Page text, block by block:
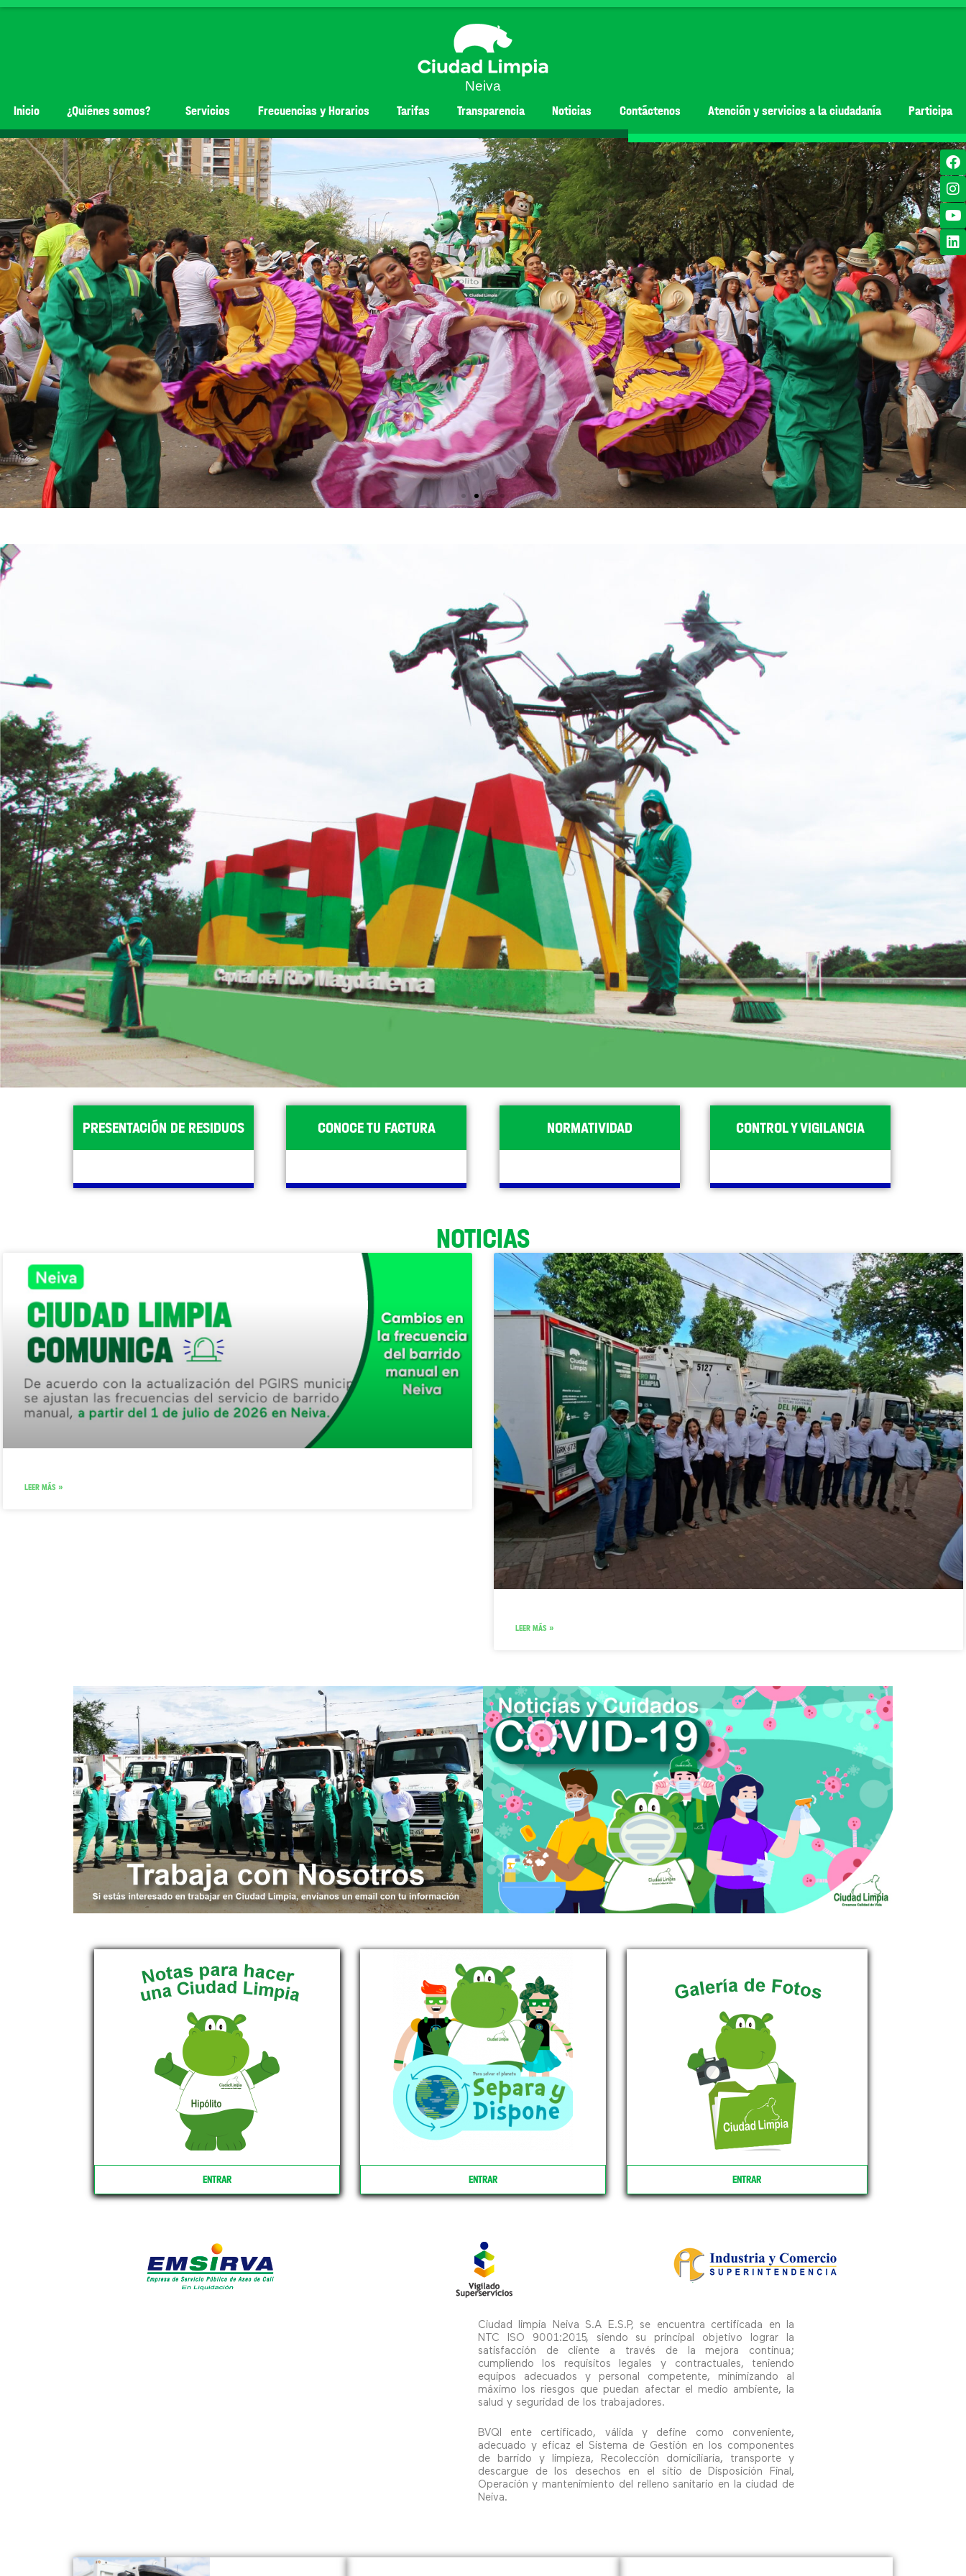
Neiva
Inicio
¿Quiénes somos? Servicios Frecuencias y Horarios Tarifas Transparencia Noticias Contáctenos Atención y servicios a la ciudadanía Participa
PRESENTACIÓN DE RESIDUOS CONOCE TU FACTURA NORMATIVIDAD CONTROL Y VIGILANCIA
NOTICIAS
LEER MÁS »
LEER MÁS »
ENTRAR ENTRAR ENTRAR
Ciudad limpia Neiva S.A E.S.P, se encuentra certificada en la
NTC ISO 9001:2015, siendo su principal objetivo lograr la
satisfacción de cliente a través de la mejora continua;
cumpliendo los requisitos legales y contractuales, teniendo
equipos adecuados y personal competente, minimizando al
máximo los riesgos que puedan afectar el medio ambiente, la
salud y seguridad de los trabajadores.
BVQI ente certificado, válida y define como conveniente,
adecuado y eficaz el Sistema de Gestión en los componentes
de barrido y limpieza, Recolección domiciliaria, transporte y
descargue de los desechos en el sitio de Disposición Final,
Operación y mantenimiento del relleno sanitario en la ciudad de
Neiva.